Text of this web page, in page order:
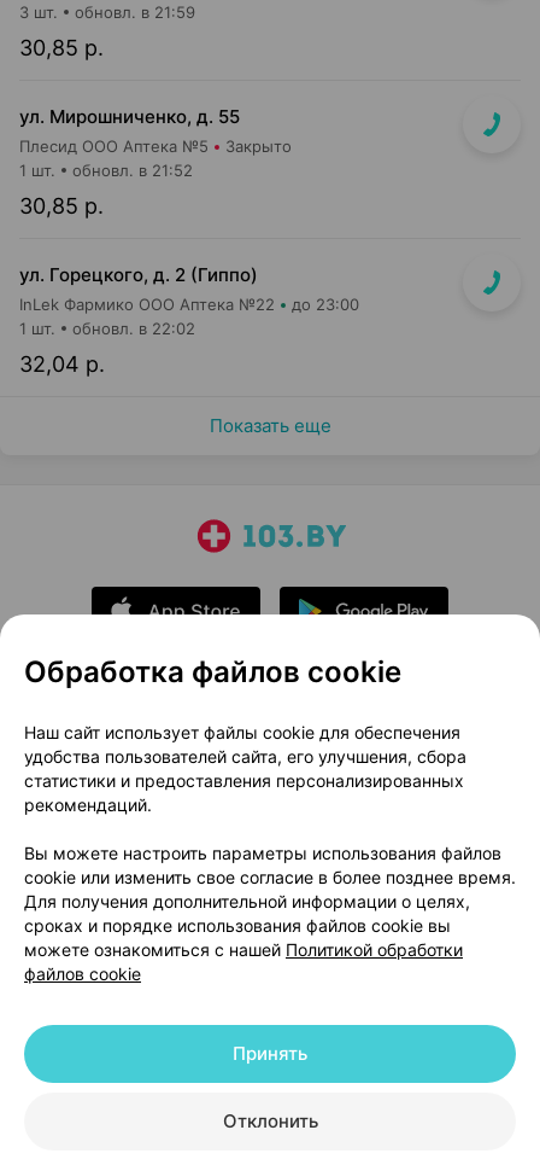
30,85 р.
3 шт. обновл. в 21:59
ул. Мирошниченко, д. 55
Плесид ООО Аптека №5 Закрыто
30,85 р.
1 шт. обновл. в 21:52
ул. Горецкого, д. 2 (Гиппо)
InLek Фармико ООО Аптека №22 до 23:00
32,04 р.
1 шт. обновл. в 22:02
Показать еще
О проекте
Новости проекта
Размещение рекламы
Медицинский маркетинг
Публичный договор
Доставка
Способы оплаты
Вакансии
Партнеры
Написать руководителю 103.by
Написать в поддержку
Персональные настройки Cookie
© 2026 ООО «Артокс Лаб», УНП 191700409 | 220012, Республика Беларусь,
+375 291212755
Обработка файлов cookie
Наш сайт использует файлы cookie для обеспечения
удобства пользователей сайта, его улучшения, сбора
статистики и предоставления персонализированных
рекомендаций.
Вы можете настроить параметры использования файлов
cookie или изменить свое согласие в более позднее время.
Для получения дополнительной информации о целях,
сроках и порядке использования файлов cookie вы
можете ознакомиться с нашей Политикой обработки
файлов cookie
Отклонить
Принять